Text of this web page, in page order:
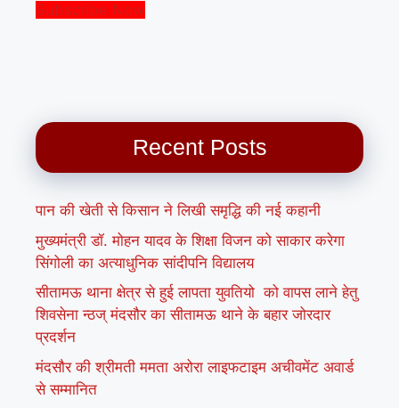
Subscribe Now
Recent Posts
पान की खेती से किसान ने लिखी समृद्धि की नई कहानी
मुख्यमंत्री डॉ. मोहन यादव के शिक्षा विजन को साकार करेगा
सिंगोली का अत्याधुनिक सांदीपनि विद्यालय
सीतामऊ थाना क्षेत्र से हुई लापता युवतियो को वापस लाने हेतु
शिवसेना न्ठज् मंदसौर का सीतामऊ थाने के बहार जोरदार
प्रदर्शन
मंदसौर की श्रीमती ममता अरोरा लाइफटाइम अचीवमेंट अवार्ड
से सम्मानित